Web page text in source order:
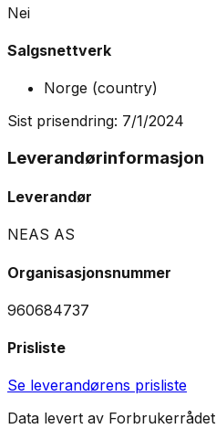
Nei
Salgsnettverk
Norge (country)
Sist prisendring: 7/1/2024
Leverandørinformasjon
Leverandør
NEAS AS
Organisasjonsnummer
960684737
Prisliste
Se leverandørens prisliste
Data levert av Forbrukerrådet